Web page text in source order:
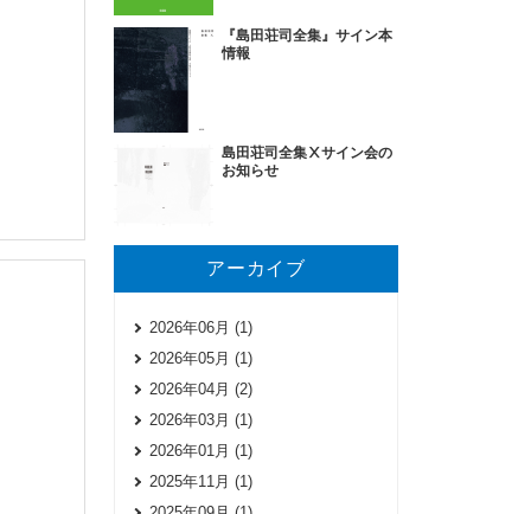
『島田荘司全集』サイン本
情報
島田荘司全集Ⅹサイン会の
お知らせ
アーカイブ
2026年06月 (1)
2026年05月 (1)
2026年04月 (2)
2026年03月 (1)
2026年01月 (1)
2025年11月 (1)